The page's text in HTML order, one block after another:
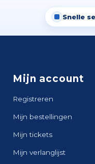
Snelle
Mijn account
Registreren
Mijn bestellingen
Mijn tickets
Mijn verlanglijst